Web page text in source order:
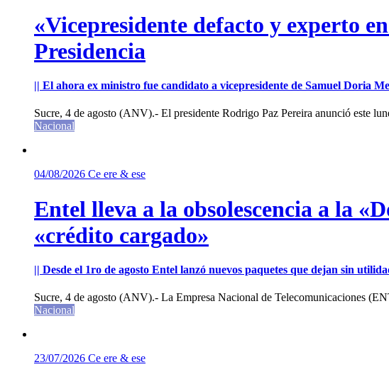
«Vicepresidente defacto y experto
Presidencia
|| El ahora ex ministro fue candidato a vicepresidente de Samuel Doria
Sucre, 4 de agosto (ANV).- El presidente Rodrigo Paz Pereira anunció este
Nacional
04/08/2026 Ce ere & ese
Entel lleva a la obsolescencia a la
«crédito cargado»
|| Desde el 1ro de agosto Entel lanzó nuevos paquetes que dejan sin
Sucre, 4 de agosto (ANV).- La Empresa Nacional de Telecomunicaciones
Nacional
23/07/2026 Ce ere & ese